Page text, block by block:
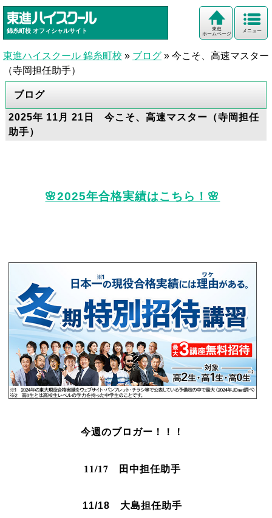
錦糸町校 オフィシャルサイト メニュー
東進
ホームページ
東進ハイスクール 錦糸町校 » ブログ » 今こそ、高速マスター
（寺岡担任助手）
ブログ
2025年 11月 21日 今こそ、高速マスター（寺岡担任
助手）
🌸2025年合格実績はこちら！🌸
今週のブロガー！！！
11/17 田中担任助手
11/18 大島担任助手